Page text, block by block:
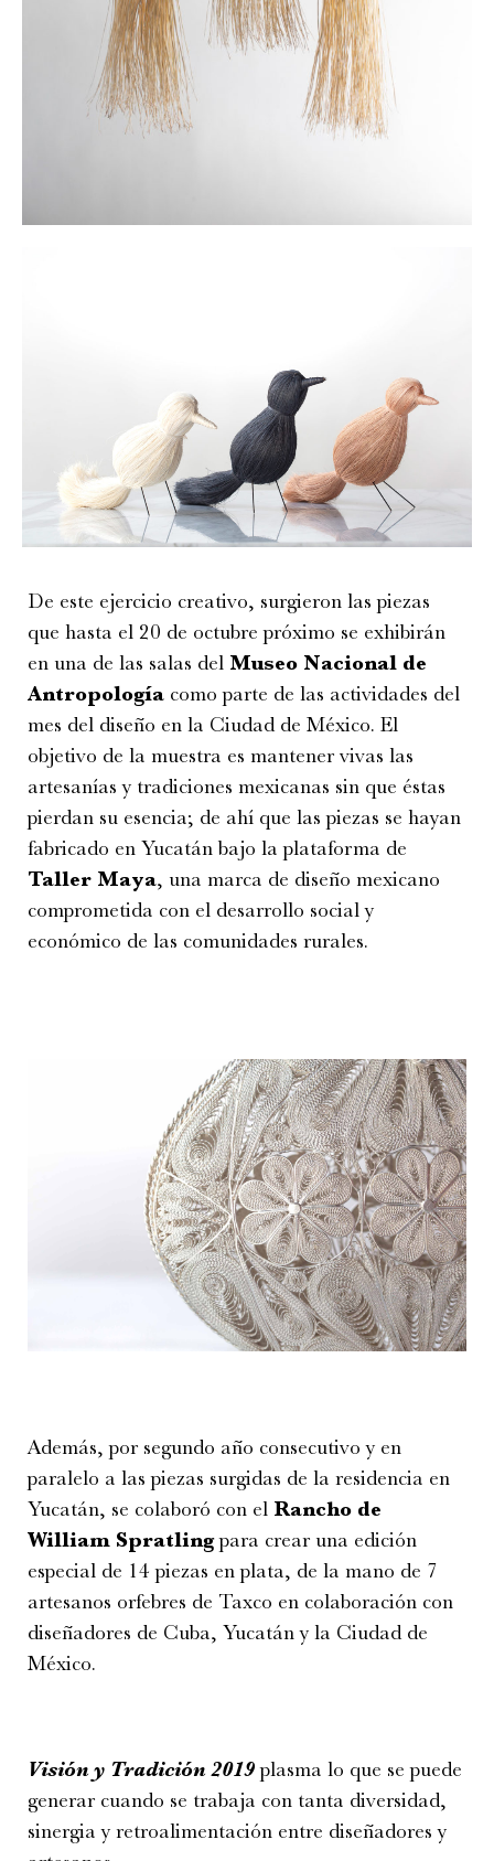
De este ejercicio creativo, surgieron las piezas
que hasta el 20 de octubre próximo se exhibirán
en una de las salas del Museo Nacional de
Antropología como parte de las actividades del
mes del diseño en la Ciudad de México. El
objetivo de la muestra es mantener vivas las
artesanías y tradiciones mexicanas sin que éstas
pierdan su esencia; de ahí que las piezas se hayan
fabricado en Yucatán bajo la plataforma de
Taller Maya, una marca de diseño mexicano
comprometida con el desarrollo social y
económico de las comunidades rurales.
Además, por segundo año consecutivo y en
paralelo a las piezas surgidas de la residencia en
Yucatán, se colaboró con el Rancho de
William Spratlingpara crear una edición
especial de 14 piezas en plata, de la mano de 7
artesanos orfebres de Taxco en colaboración con
diseñadores de Cuba, Yucatán y la Ciudad de
México.
Visión y Tradición 2019plasma lo que se puede
generar cuando se trabaja con tanta diversidad,
sinergia y retroalimentación entre diseñadores y